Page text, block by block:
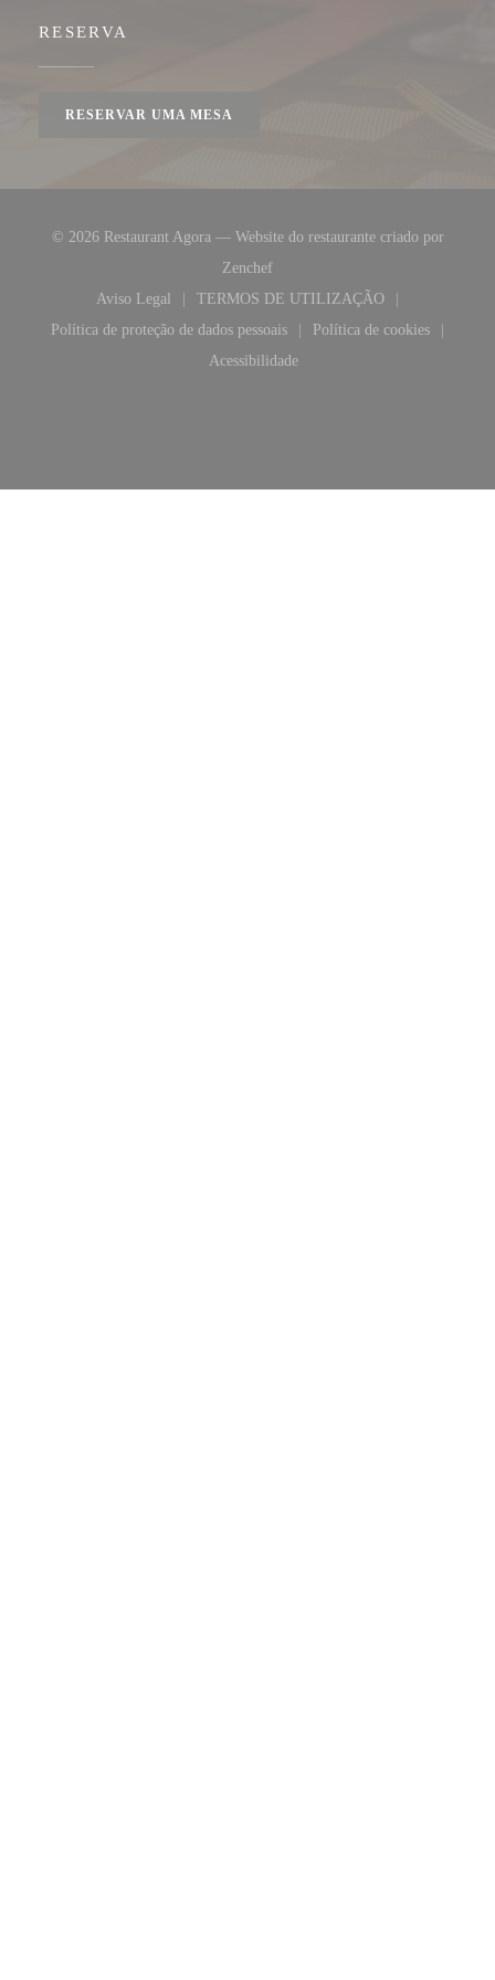
RESERVA
RESERVAR UMA MESA
© 2026 Restaurant Agora — Website do restaurante criado por
Zenchef((abre numa nova janela))
Aviso Legal
((abre numa nova janela))
TERMOS DE UTILIZAÇÃO
((abre numa nova janela))
Política de proteção de dados pessoais
((abre numa nova janela))
Política de cookies
((abre numa
Acessibilidade